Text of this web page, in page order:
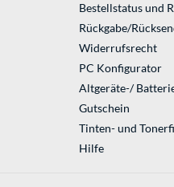
Bestellstatus und
Rückgabe/
Widerrufsrecht
PC Konfigurator
Altgeräte-/
Gutschein
Tinten- und
Hilfe